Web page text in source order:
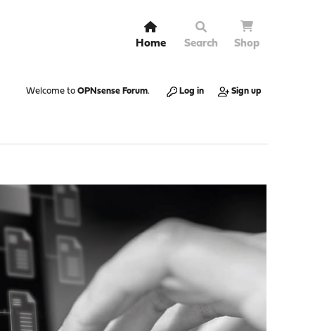
Home Search Shop
Welcome to OPNsense Forum. Log in Sign up